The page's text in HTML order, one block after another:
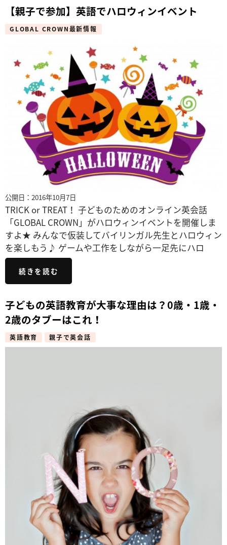
【親子で参加】英語でハロウィンイベント
GLOBAL CROWN最新情報
公開日：2016年10月7日
TRICK or TREAT！ 子どものためのオンライン英会話
「GLOBAL CROWN」がハロウィンイベントを開催しま
すよ★ みんなで仮装してバイリンガル先生とハロウィン
を楽しもう♪ ゲームや工作をしながら一足先にハロ
続きを読む
子どもの英語教育が大事な理由は？0歳・1歳・
2歳のタブーはこれ！
英語教育 親子で英会話